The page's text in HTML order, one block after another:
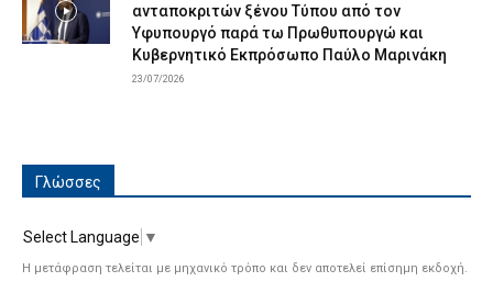
ανταποκριτών ξένου Τύπου από τον
Υφυπουργό παρά τω Πρωθυπουργώ και
Κυβερνητικό Εκπρόσωπο Παύλο Μαρινάκη
23/07/2026
Γλώσσες
Select Language ▼
Η μετάφραση τελείται με μηχανικό τρόπο και δεν αποτελεί επίσημη εκδοχή.